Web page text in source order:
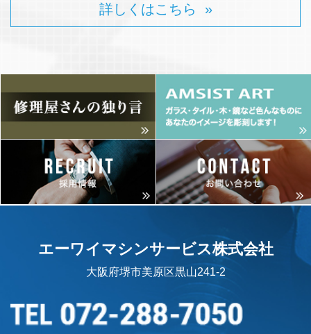
詳しくはこちら »
エーワイマシンサービス株式会社
大阪府堺市美原区黒山241-2